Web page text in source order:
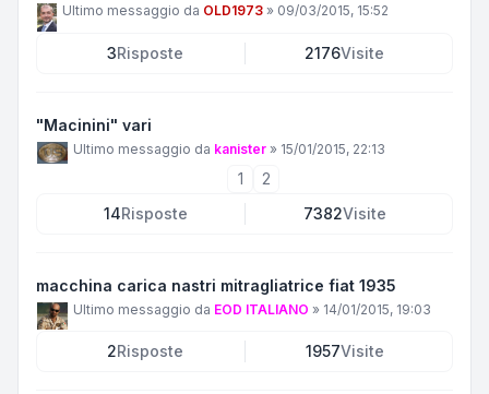
Ultimo messaggio da OLD1973 » 09/03/2015, 15:52
3Risposte 2176Visite
"Macinini" vari
Ultimo messaggio da kanister » 15/01/2015, 22:13
1
2
14Risposte 7382Visite
macchina carica nastri mitragliatrice fiat 1935
Ultimo messaggio da EOD ITALIANO » 14/01/2015, 19:03
2Risposte 1957Visite